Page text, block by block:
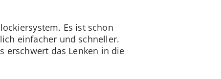
Es ist schon
einfacher und schneller.
erschwert das Lenken in die